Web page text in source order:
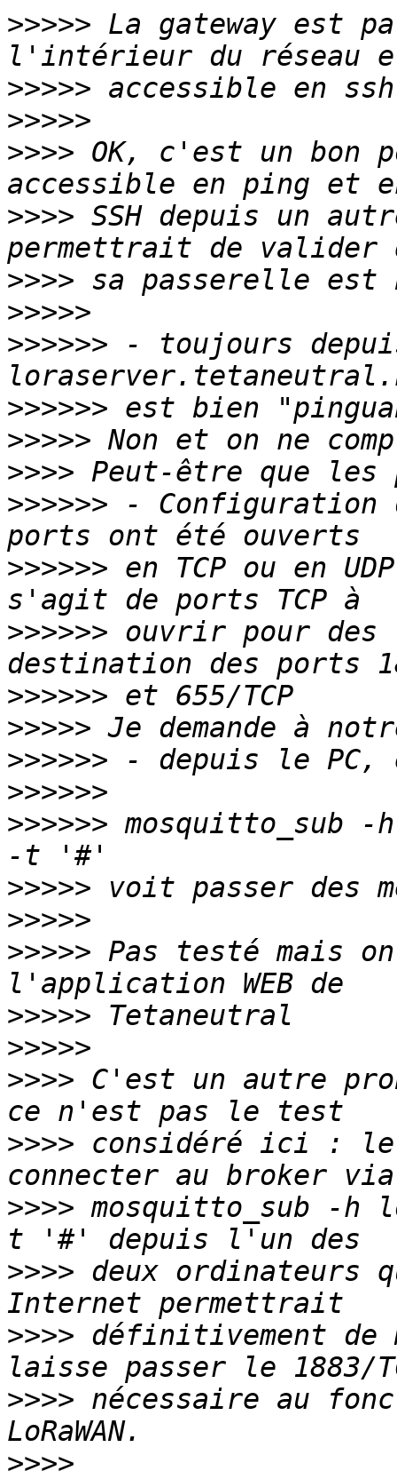
>>>>> La gateway est
>>>>>
>>>>>
>>>> OK, c'est un bon
>>>> SSH depuis un
>>>>
>>>>>
>>>>>> - toujours
>>>>>>
>>>>>
>>>>
>>>>>> - Configuration
>>>>>> en TCP ou en
>>>>>> ouvrir pour
>>>>>>
>>>>>
>>>>>>
>>>>>>
>>>>>> mosquitto_sub
>>>>>
>>>>>
>>>>> Pas testé mais
>>>>>
>>>>>
>>>> C'est un autre
>>>> considéré ici :
>>>> mosquitto_sub -
>>>> deux ordinateurs
>>>> définitivement de
>>>> nécessaire au
>>>>